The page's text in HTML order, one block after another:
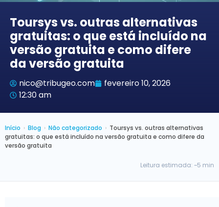
Toursys vs. outras alternativas
gratuitas: o que está incluído na
versão gratuita e como difere
da versão gratuita
nico@tribugeo.com
fevereiro 10, 2026
12:30 am
Início › Blog › Não categorizado › Toursys vs. outras alternativas
gratuitas: o que está incluído na versão gratuita e como difere da
versão gratuita
Leitura estimada: ~5 min